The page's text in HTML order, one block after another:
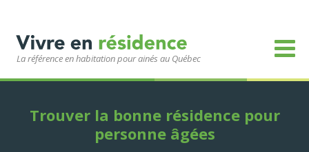
La référence en habitation pour ainés au Québec
Trouver la bonne résidence pour
personne âgées